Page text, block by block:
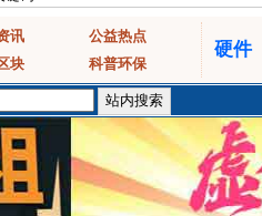
讯
公益热点
块
科普环保
硬件